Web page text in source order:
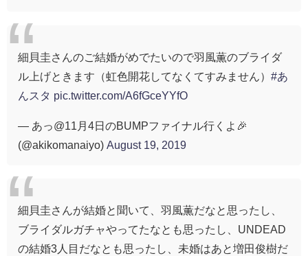
細貝圭さんのご結婚がめでたいので羽風薫のブライダ
ル上げときます（虹色開花してなくてすみません） #あ
んスタ pic.twitter.com/A6fGceYYfO
— あっ@11月4日のBUMPファイナル行くよ🎉
(@akikomanaiyo) August 19, 2019
細貝圭さんが結婚と聞いて、羽風薫だなと思ったし、
ブライダルガチャやってたなとも思ったし、UNDEAD
の結婚3人目だなとも思ったし、未婚はあと増田俊樹だ